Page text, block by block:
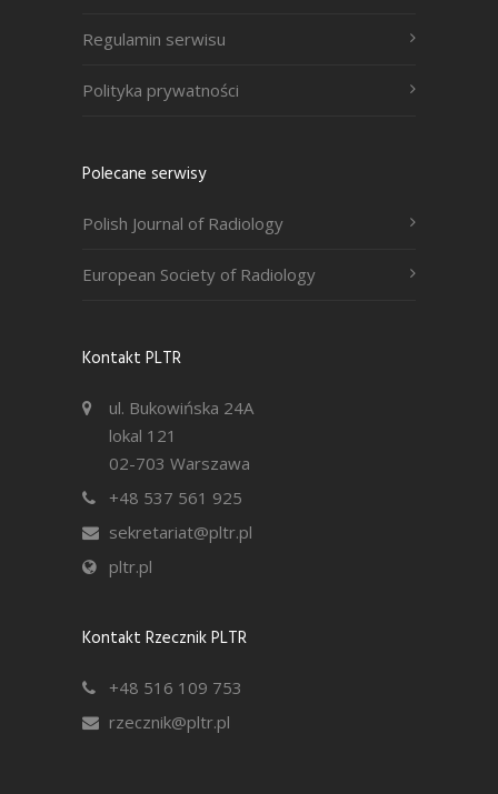
Regulamin serwisu
Polityka prywatności
Polecane serwisy
Polish Journal of Radiology
European Society of Radiology
Kontakt PLTR
ul. Bukowińska 24A
lokal 121
02-703 Warszawa
+48 537 561 925
sekretariat@pltr.pl
pltr.pl
Kontakt Rzecznik PLTR
+48 516 109 753
rzecznik@pltr.pl